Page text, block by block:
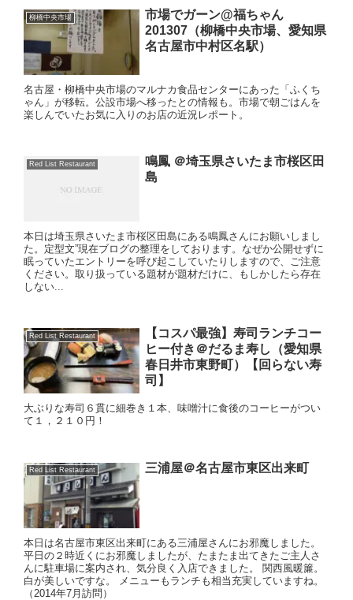
柳橋中央市場
市場でガーン@福ちゃん
201307（柳橋中央市場、愛知県
名古屋市中村区名駅）
名古屋・柳橋中央市場のマルナカ食品センターにあった「ふくち
ゃん」が移転。公設市場へ移ったとの情報も。市場で朝ごはんを
楽しんでいたお気に入りのお店の近況レポート。
Red List Restaurant
鳴鳳 ＠埼玉県さいたま市桜区田
島
本日は埼玉県さいたま市桜区田島にある鳴鳳さんにお願いしまし
た。定型文”現在ブログの整理をしております。なぜか公開せずに
眠っていたエントリーを呼び起こしていたりしますので、ご注意
ください。取り扱っている題材が題材だけに、もしかしたら存在
しない...
Red List Restaurant
【コスパ最強】寿司ランチコー
ヒー付き＠だるま寿し（愛知県
春日井市東野町）【回らない寿
司】
大ぶりな寿司６貫に細巻き１本、味噌汁に食後のコーヒーがつい
て１，２１０円！
Red List Restaurant 三浦屋＠名古屋市東区出来町
本日は名古屋市東区出来町にある三浦屋さんにお邪魔しました。
平日の２時近くにお邪魔しましたが、たまたま出てきたご主人さ
んに駐車場に案内され、気分良く入店できました。 関西風暖簾。
白が美しいですな。 メニューもランチも相当充実していますね。
（2014年7月訪問）